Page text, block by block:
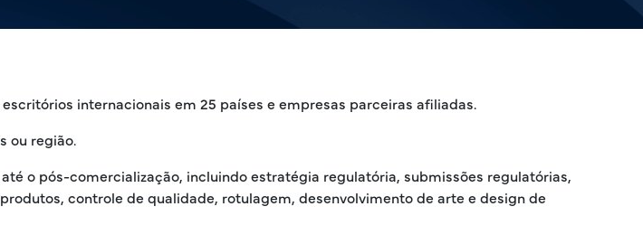
internacionais em 25 países e empresas parceiras afiliadas.
ou região.
o pós-comercialização, incluindo estratégia regulatória, submissões regulatórias,
controle de qualidade, rotulagem, desenvolvimento de arte e design de